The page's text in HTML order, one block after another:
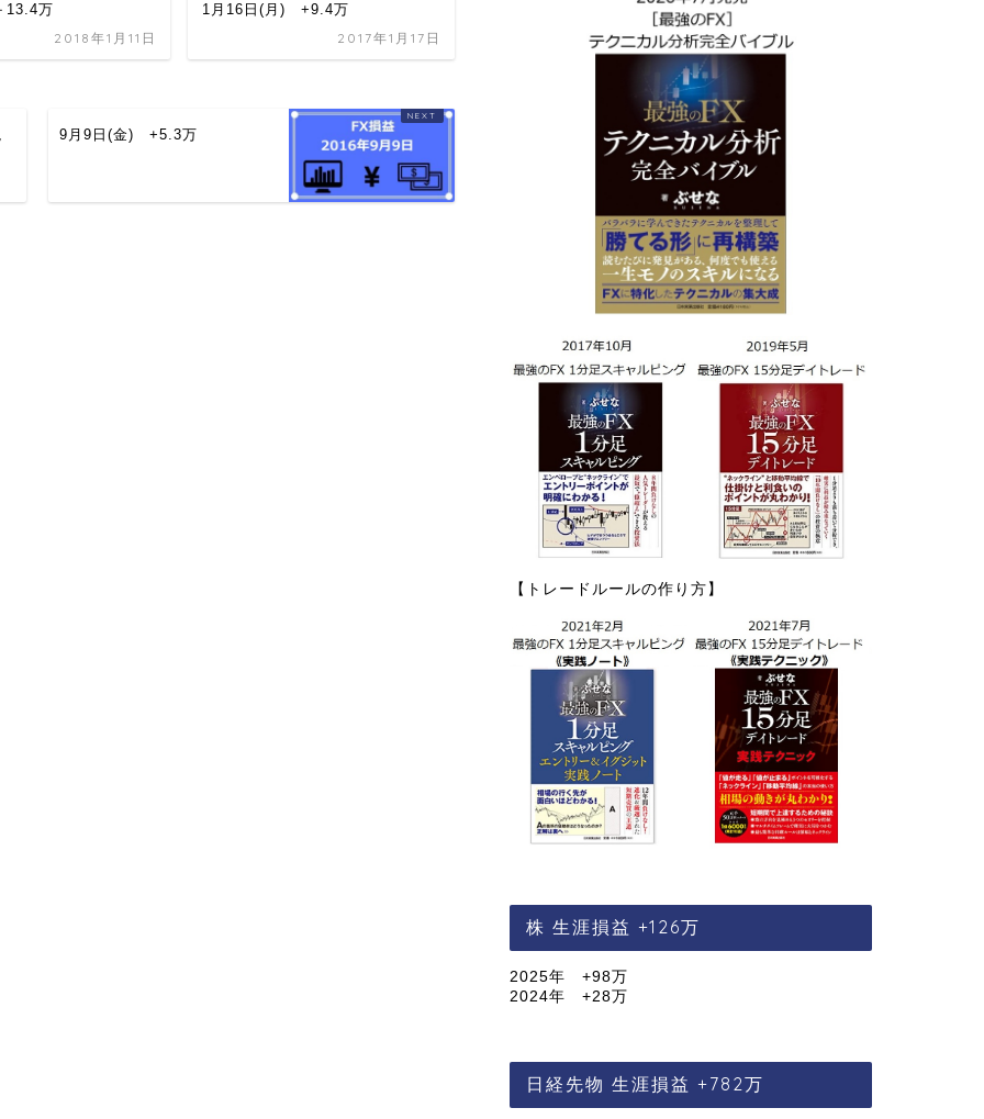
万
2018年1月11日
1月16日(月) +9.4万
2017年1月17日
9月9日(金) +5.3万
【トレードルールの作り方】
株 生涯損益 +126万
2025年 +98万
2024年 +28万
日経先物 生涯損益 +782万